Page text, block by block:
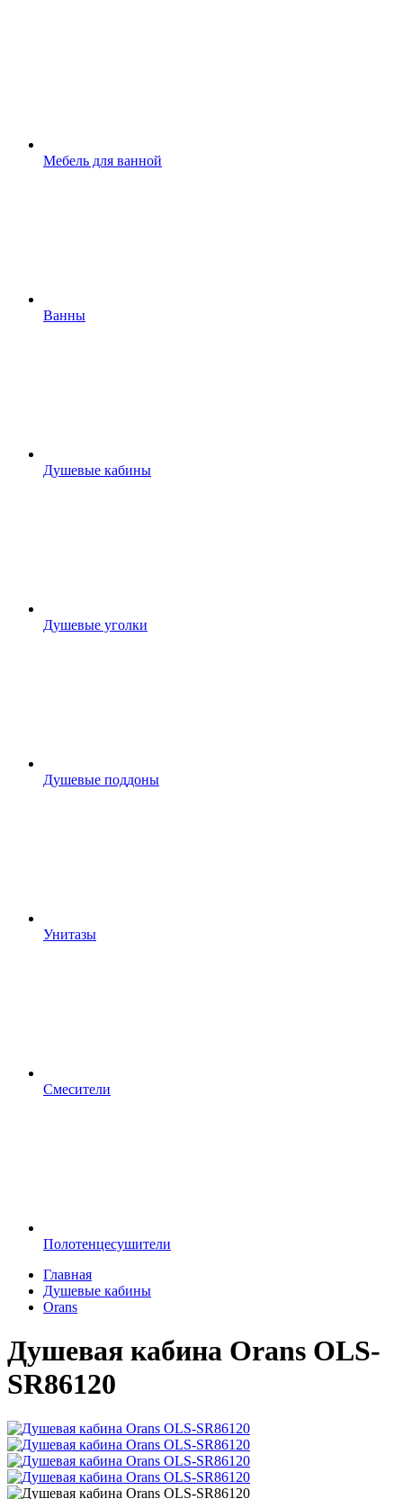
Мебель для ванной
Ванны
Душевые кабины
Душевые уголки
Душевые поддоны
Унитазы
Смесители
Полотенцесушители
Главная
Душевые кабины
Orans
Душевая кабина Orans OLS-
SR86120